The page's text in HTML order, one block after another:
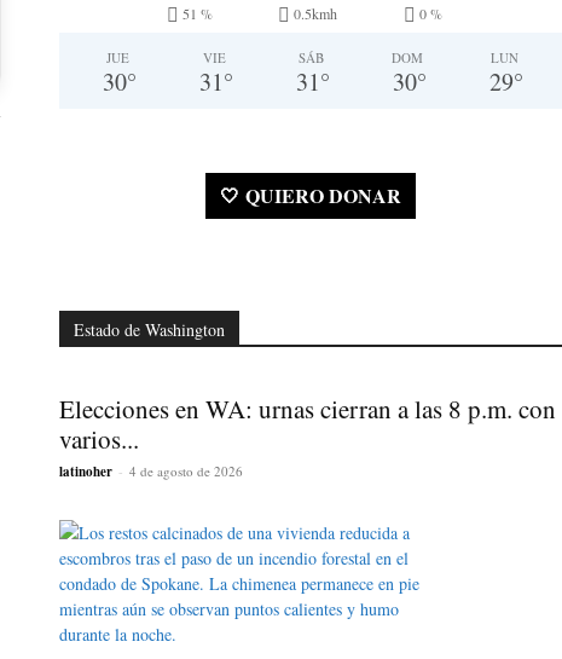
51 % 0.5kmh 0 %
JUE
30°
VIE
31°
SÁB
31°
DOM
30°
LUN
29°
🤍 QUIERO DONAR
Estado de Washington
Elecciones en WA: urnas cierran a las 8 p.m. con
varios...
latinoher - 4 de agosto de 2026